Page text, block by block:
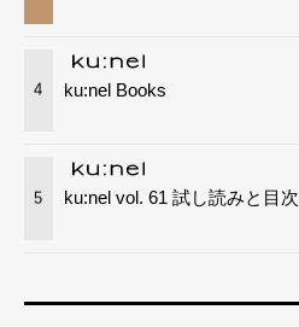
4 ku:nel Books
5 ku:nel vol. 61 試し読みと目次